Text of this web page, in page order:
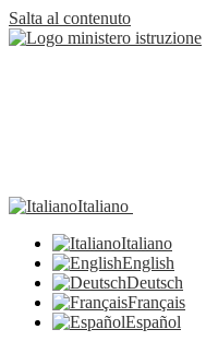
Salta al contenuto
Italiano
Italiano
English
Deutsch
Français
Español